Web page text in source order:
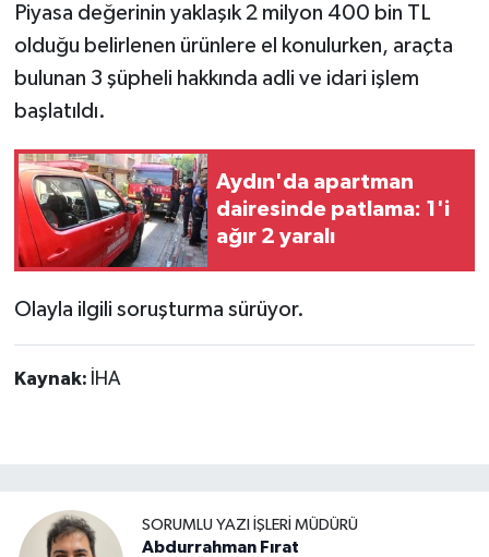
Piyasa değerinin yaklaşık 2 milyon 400 bin TL
olduğu belirlenen ürünlere el konulurken, araçta
bulunan 3 şüpheli hakkında adli ve idari işlem
başlatıldı.
Aydın'da apartman
dairesinde patlama: 1'i
ağır 2 yaralı
Olayla ilgili soruşturma sürüyor.
Kaynak: İHA
SORUMLU YAZI İŞLERI MÜDÜRÜ
Abdurrahman Fırat